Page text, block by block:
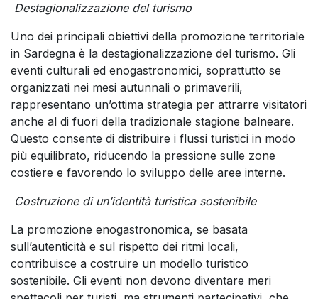
Destagionalizzazione del turismo
Uno dei principali obiettivi della promozione territoriale
in Sardegna è la destagionalizzazione del turismo. Gli
eventi culturali ed enogastronomici, soprattutto se
organizzati nei mesi autunnali o primaverili,
rappresentano un’ottima strategia per attrarre visitatori
anche al di fuori della tradizionale stagione balneare.
Questo consente di distribuire i flussi turistici in modo
più equilibrato, riducendo la pressione sulle zone
costiere e favorendo lo sviluppo delle aree interne.
Costruzione di un’identità turistica sostenibile
La promozione enogastronomica, se basata
sull’autenticità e sul rispetto dei ritmi locali,
contribuisce a costruire un modello turistico
sostenibile. Gli eventi non devono diventare meri